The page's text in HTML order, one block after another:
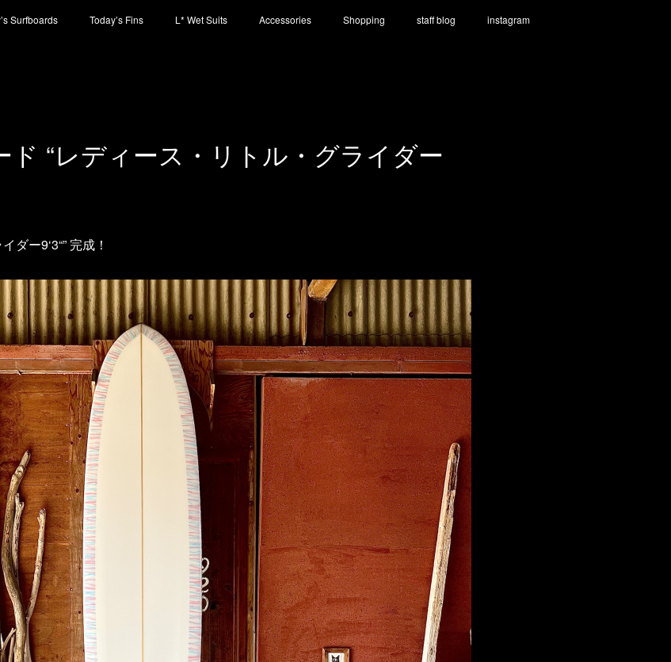
Surfboards Today’s Fins L* Wet Suits Accessories Shopping staff blog instagram
ド “レディース・リトル・グライダー
ダー9‘3“” 完成！